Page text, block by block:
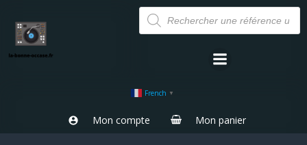
Aller
au
contenu
Recherche
de
produits
French ▼
Mon compte Mon panier